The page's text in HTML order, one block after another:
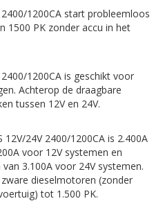
1200CA start probleemloos
1500 PK zonder accu in het
1200CA is geschikt voor
Achterop de draagbare
tussen 12V en 24V.
24V 2400/1200CA is 2.400A
voor 12V systemen en
3.100A voor 24V systemen.
dieselmotoren (zonder
tot 1.500 PK.